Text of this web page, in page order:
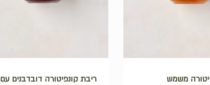
משמש
ריבת קונפיטורה דובדבנים עם